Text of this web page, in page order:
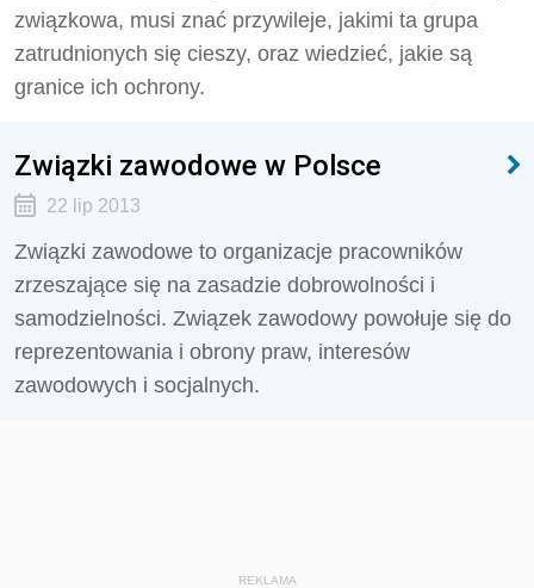
związkowa, musi znać przywileje, jakimi ta grupa
zatrudnionych się cieszy, oraz wiedzieć, jakie są
granice ich ochrony.
Związki zawodowe w Polsce
22 lip 2013
Związki zawodowe to organizacje pracowników
zrzeszające się na zasadzie dobrowolności i
samodzielności. Związek zawodowy powołuje się do
reprezentowania i obrony praw, interesów
zawodowych i socjalnych.
REKLAMA